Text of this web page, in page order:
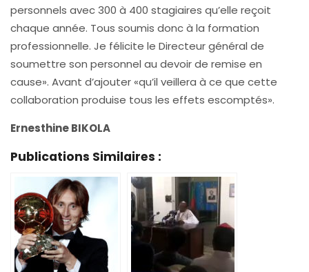
personnels avec 300 à 400 stagiaires qu’elle reçoit
chaque année. Tous soumis donc à la formation
professionnelle. Je félicite le Directeur général de
soumettre son personnel au devoir de remise en
cause». Avant d’ajouter «qu’il veillera à ce que cette
collaboration produise tous les effets escomptés».
Ernesthine BIKOLA
Publications Similaires :